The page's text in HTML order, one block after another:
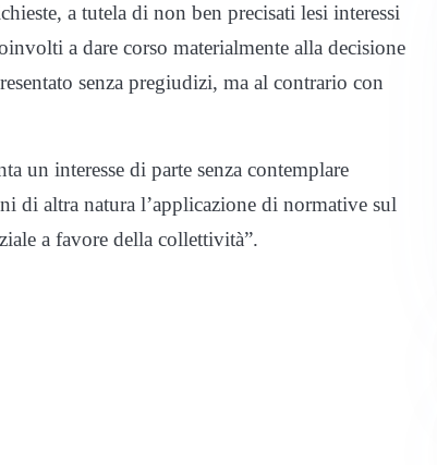
a tutela di non ben precisati lesi interessi
a dare corso materialmente alla decisione
senza pregiudizi, ma al contrario con
un interesse di parte senza contemplare
di altra natura l’applicazione di normative sul
a favore della collettività”.